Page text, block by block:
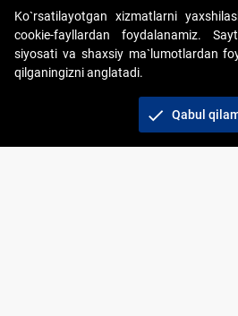
Copyright © 2017-2026. "Elektron
AJ. Barcha huquqlar himoyalangan
+998 71 202-
Ko`rsatilayotgan xizmatlarni
cookie-fayllardan foydalanamiz.
siyosati va shaxsiy ma`lumotlardan
qilganingizni anglatadi.
check Qabul